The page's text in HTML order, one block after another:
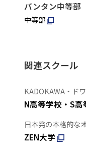
バンタン中等部
中等部
関連スクール
KADOKAWA・ド
N高等学校・S
日本発の本格的な
ZEN大学